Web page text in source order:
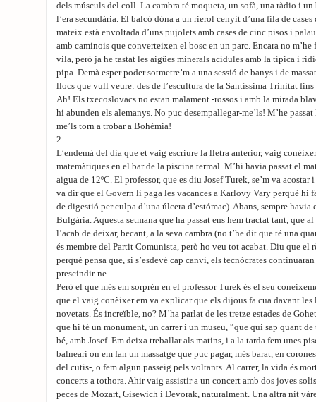
dels músculs del coll. La cambra té moqueta, un sofà, una ràdio i
l’era secundària. El balcó dóna a un rierol cenyit d’una fila de
mateix està envoltada d’uns pujolets amb cases de cinc pisos i
amb caminois que converteixen el bosc en un parc. Encara no
vila, però ja he tastat les aigües minerals acídules amb la típica i
pipa. Demà esper poder sotmetre’m a una sessió de banys i de
llocs que vull veure: des de l’escultura de la Santíssima Trinitat
Ah! Els txecoslovacs no estan malament -rossos i amb la mirada
hi abunden els alemanys. No puc desempallegar-me’ls! M’he
me’ls torn a trobar a Bohèmia!
2
L’endemà del dia que et vaig escriure la lletra anterior, vaig
matemàtiques en el bar de la piscina termal. M’hi havia passat el
aigua de 12ºC. El professor, que es diu Josef Turek, se’m va acostar
va dir que el Govern li paga les vacances a Karlovy Vary perquè hi
de digestió per culpa d’una úlcera d’estómac). Abans, sempre havia
Bulgària. Aquesta setmana que ha passat ens hem tractat tant, que
l’acab de deixar, becant, a la seva cambra (no t’he dit que té una
és membre del Partit Comunista, però ho veu tot acabat. Diu que el
perquè pensa que, si s’esdevé cap canvi, els tecnòcrates
prescindir-ne.
Però el que més em sorprèn en el professor Turek és el seu
que el vaig conèixer em va explicar que els dijous fa cua davant les
novetats. És increïble, no? M’ha parlat de les tretze estades de
que hi té un monument, un carrer i un museu, “que qui sap quant de
bé, amb Josef. Em deixa treballar als matins, i a la tarda fem unes
balneari on em fan un massatge que puc pagar, més barat, en
del cutis-, o fem algun passeig pels voltants. Al carrer, la vida és
concerts a tothora. Ahir vaig assistir a un concert amb dos joves
peces de Mozart, Gisewich i Devorak, naturalment. Una altra nit